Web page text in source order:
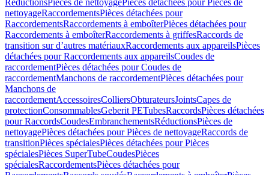
RéductionsPièces de nettoyagePièces détachées pour Pièces de
nettoyageRaccordementsPièces détachées pour
RaccordementsRaccordements à emboîterPièces détachées pour
Raccordements à emboîterRaccordements à griffesRaccords de
transition sur d’autres matériauxRaccordements aux appareilsPièces
détachées pour Raccordements aux appareilsCoudes de
raccordementPièces détachées pour Coudes de
raccordementManchons de raccordementPièces détachées pour
Manchons de
raccordementAccessoiresColliersObturateursJointsCapes de
protectionConsommablesGeberit PETubesRaccordsPièces détachées
pour RaccordsCoudesEmbranchementsRéductionsPièces de
nettoyagePièces détachées pour Pièces de nettoyageRaccords de
transitionPièces spécialesPièces détachées pour Pièces
spécialesPièces SuperTubeCoudesPièces
spécialesRaccordementsPièces détachées pour